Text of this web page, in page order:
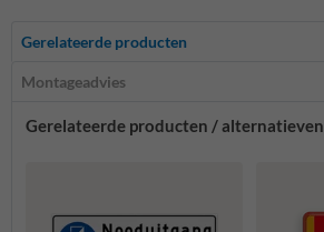
Gerelateerde producten
Montageadvies
Gerelateerde producten / alternatieven